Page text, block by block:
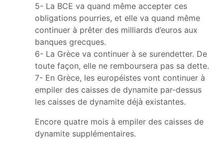
5- La BCE va quand même accepter ces
obligations pourries, et elle va quand même
continuer à prêter des milliards d’euros aux
banques grecques.
6- La Grèce va continuer à se surendetter. De
toute façon, elle ne remboursera pas sa dette.
7- En Grèce, les européistes vont continuer à
empiler des caisses de dynamite par-dessus
les caisses de dynamite déjà existantes.
Encore quatre mois à empiler des caisses de
dynamite supplémentaires.